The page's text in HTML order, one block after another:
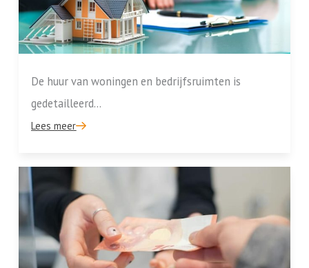
De huur van woningen en bedrijfsruimten is
gedetailleerd...
Lees meer